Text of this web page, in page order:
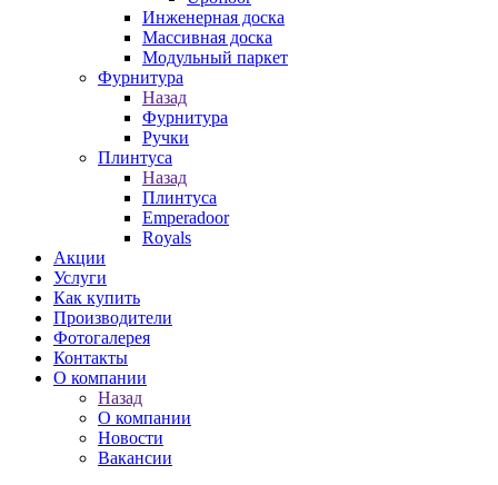
Инженерная доска
Массивная доска
Модульный паркет
Фурнитура
Назад
Фурнитура
Ручки
Плинтуса
Назад
Плинтуса
Emperadoor
Royals
Акции
Услуги
Как купить
Производители
Фотогалерея
Контакты
О компании
Назад
О компании
Новости
Вакансии